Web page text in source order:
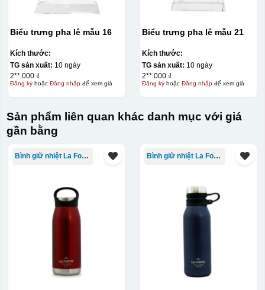
Biểu trưng pha lê mẫu 16
Kích thước:
TG sản xuất: 10 ngày
2**.000 ₫
Đăng kýhoặc Đăng nhậpđể xem giá
Biểu trưng pha lê mẫu 21
Kích thước:
TG sản xuất: 10 ngày
2**.000 ₫
Đăng kýhoặc Đăng nhậpđể xem giá
Sản phẩm liên quan khác danh mục với giá
gần bằng
Bình giữ nhiệt La Fonte Bình giữ nhiệt La Fonte